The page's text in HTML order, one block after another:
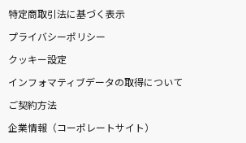
特定商取引法に基づく表示
プライバシーポリシー
クッキー設定
インフォマティブデータの取得について
ご契約方法
企業情報（コーポレートサイト）